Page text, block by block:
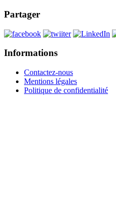
Partager
Informations
Contactez-nous
Mentions légales
Politique de confidentialité